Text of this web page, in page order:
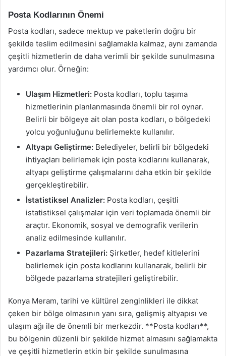
Posta Kodlarının Önemi
Posta kodları, sadece mektup ve paketlerin doğru bir
şekilde teslim edilmesini sağlamakla kalmaz, aynı zamanda
çeşitli hizmetlerin de daha verimli bir şekilde sunulmasına
yardımcı olur. Örneğin:
Ulaşım Hizmetleri: Posta kodları, toplu taşıma
hizmetlerinin planlanmasında önemli bir rol oynar.
Belirli bir bölgeye ait olan posta kodları, o bölgedeki
yolcu yoğunluğunu belirlemekte kullanılır.
Altyapı Geliştirme: Belediyeler, belirli bir bölgedeki
ihtiyaçları belirlemek için posta kodlarını kullanarak,
altyapı geliştirme çalışmalarını daha etkin bir şekilde
gerçekleştirebilir.
İstatistiksel Analizler: Posta kodları, çeşitli
istatistiksel çalışmalar için veri toplamada önemli bir
araçtır. Ekonomik, sosyal ve demografik verilerin
analiz edilmesinde kullanılır.
Pazarlama Stratejileri: Şirketler, hedef kitlelerini
belirlemek için posta kodlarını kullanarak, belirli bir
bölgede pazarlama stratejileri geliştirebilir.
Konya Meram, tarihi ve kültürel zenginlikleri ile dikkat
çeken bir bölge olmasının yanı sıra, gelişmiş altyapısı ve
ulaşım ağı ile de önemli bir merkezdir. **Posta kodları**,
bu bölgenin düzenli bir şekilde hizmet almasını sağlamakta
ve çeşitli hizmetlerin etkin bir şekilde sunulmasına